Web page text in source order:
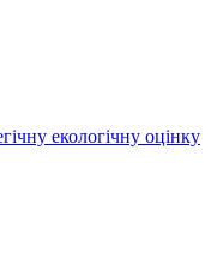
екологічну оцінку